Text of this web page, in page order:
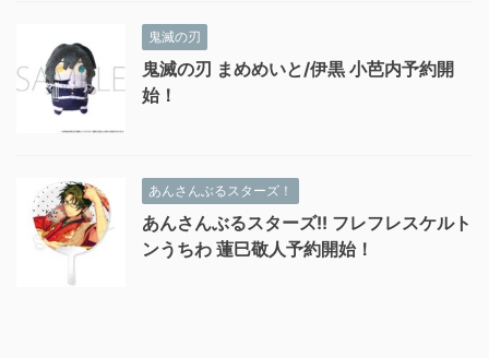
鬼滅の刃
鬼滅の刃 まめめいと/伊黒 小芭内予約開
始！
あんさんぶるスターズ！
あんさんぶるスターズ!! フレフレスケルト
ンうちわ 蓮巳敬人予約開始！